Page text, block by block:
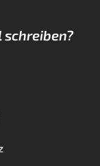
schreiben?